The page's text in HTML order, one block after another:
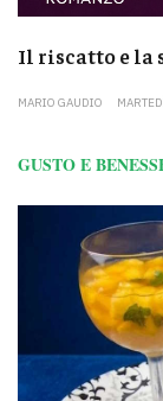
Il riscatto e la
MARIO GAUDIO
GUSTO E